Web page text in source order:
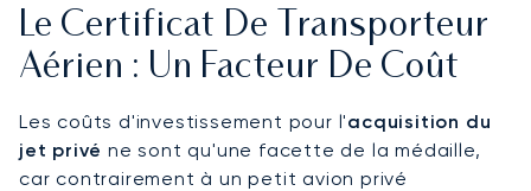
Le Certificat De Transporteur
Aérien : Un Facteur De Coût
Les coûts d'investissement pour l'acquisition du
jet privé ne sont qu'une facette de la médaille,
car contrairement à un petit avion privé